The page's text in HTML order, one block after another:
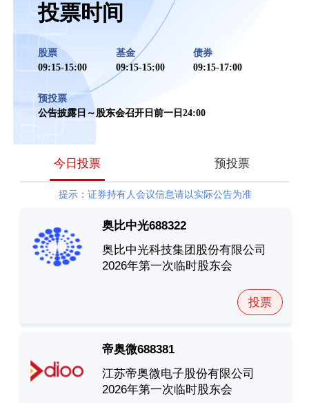
投票时间
股票
09:15-15:00
基金
09:15-15:00
债券
09:15-17:00
预投票
公告披露日～股东会召开日前一日24:00
今日投票 预投票
提示：证券持有人会议信息请以实际公告为准
奥比中光688322
奥比中光科技集团股份有限公司
2026年第一次临时股东会
投票
帝奥微688381
江苏帝奥微电子股份有限公司
2026年第一次临时股东会